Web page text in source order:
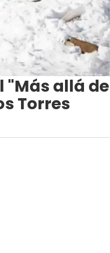
"Más allá de
Torres